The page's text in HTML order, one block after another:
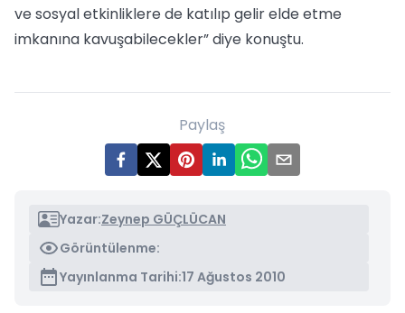
ve sosyal etkinliklere de katılıp gelir elde etme
imkanına kavuşabilecekler” diye konuştu.
Paylaş
Yazar:Zeynep GÜÇLÜCAN
Görüntülenme:
Yayınlanma Tarihi:17 Ağustos 2010